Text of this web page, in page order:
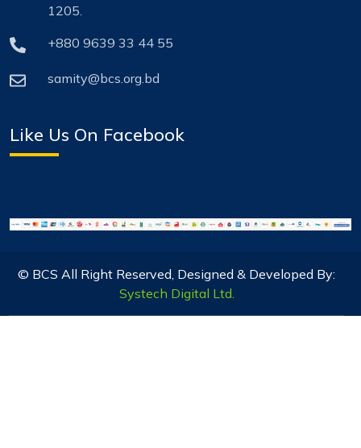
1205.
+880 9639 33 44 55
samity@bcs.org.bd
Like Us On Facebook
© BCS All Right Reserved, Designed & Developed By:
Systech Digital Ltd.